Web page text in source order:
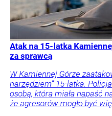
Atak na 15-latka
za sprawcą
W Kamiennej Górze
narzędziem” 15-latka.
osobą, która miała napaść
że agresorów mogło być